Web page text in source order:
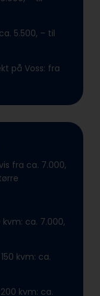
5.500, – til
på Voss: fra
fra ca. 7.000,
kvm: ca. 7.000,
kvm: ca.
kvm: ca.